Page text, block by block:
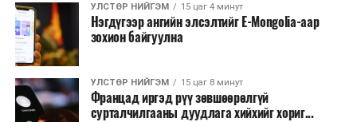
УЛСТӨР НИЙГЭМ 15 цаг 4 минут
Нэгдүгээр ангийн элсэлтийг E-Mongolia-аар
зохион байгуулна
УЛСТӨР НИЙГЭМ 15 цаг 8 минут
Францад иргэд рүү зөвшөөрөлгүй
сурталчилгааны дуудлага хийхийг хориг...